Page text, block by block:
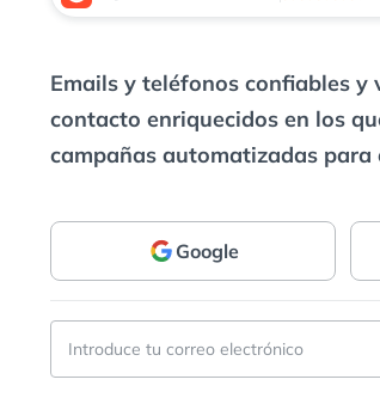
Emails y teléfonos confiables y
contacto enriquecidos en los
campañas automatizadas para
Google